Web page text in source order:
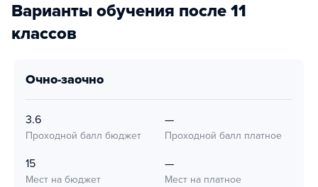
Варианты обучения после 11
классов
очно-заочно
3.6
Проходной балл бюджет
—
Проходной балл платное
15
Мест на бюджет
—
Мест на платное